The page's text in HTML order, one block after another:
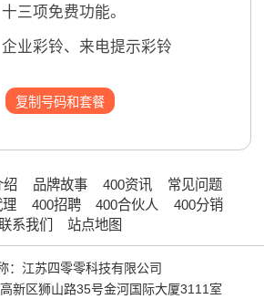
十三项免费功能。
企业彩铃、来电提示彩铃
复制号码和套餐
绍 品牌故事 400资讯
常见问题
理 400招聘 400合伙人
400分销
系我们
站点地图
：江苏四零零科技有限公司
新区狮山路35号金河国际大厦3111室